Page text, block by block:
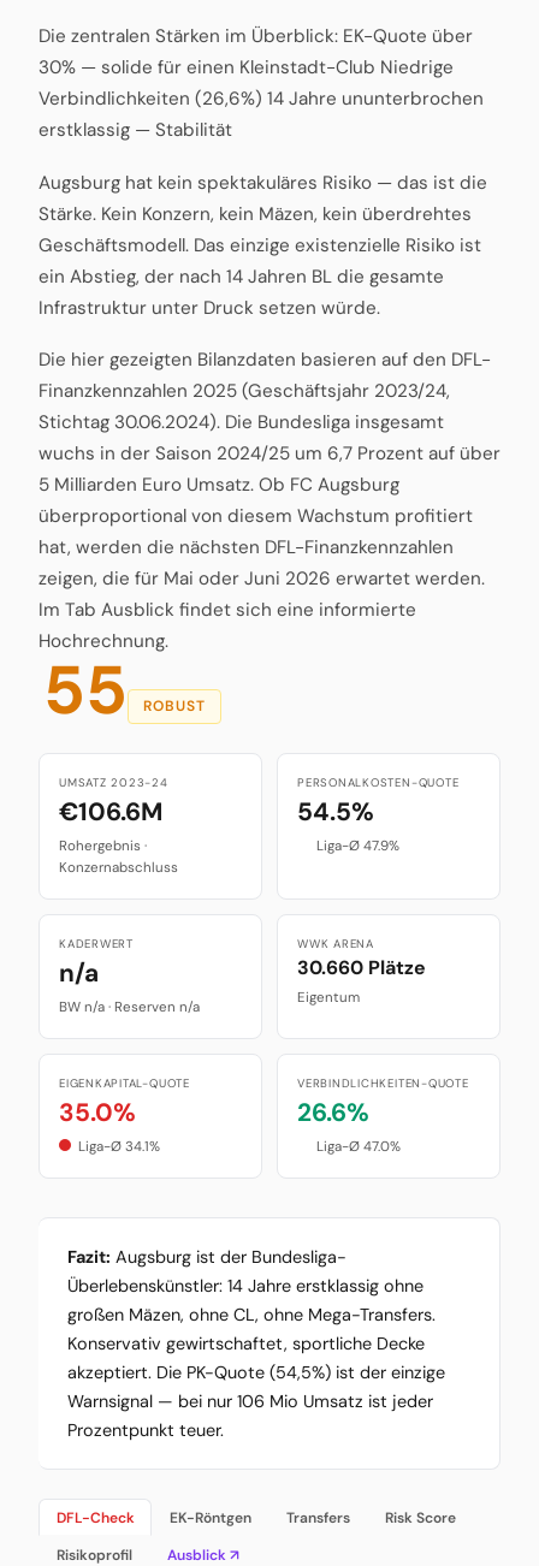
Die zentralen Stärken im Überblick: EK-Quote über
30% — solide für einen Kleinstadt-Club Niedrige
Verbindlichkeiten (26,6%) 14 Jahre ununterbrochen
erstklassig — Stabilität
Augsburg hat kein spektakuläres Risiko — das ist die
Stärke. Kein Konzern, kein Mäzen, kein überdrehtes
Geschäftsmodell. Das einzige existenzielle Risiko ist
ein Abstieg, der nach 14 Jahren BL die gesamte
Infrastruktur unter Druck setzen würde.
Die hier gezeigten Bilanzdaten basieren auf den DFL-
Finanzkennzahlen 2025 (Geschäftsjahr 2023/24,
Stichtag 30.06.2024). Die Bundesliga insgesamt
wuchs in der Saison 2024/25 um 6,7 Prozent auf über
5 Milliarden Euro Umsatz. Ob FC Augsburg
überproportional von diesem Wachstum profitiert
hat, werden die nächsten DFL-Finanzkennzahlen
zeigen, die für Mai oder Juni 2026 erwartet werden.
Im Tab Ausblick findet sich eine informierte
Hochrechnung.
55 ROBUST
UMSATZ 2023-24
€106.6M
Rohergebnis ·
Konzernabschluss
PERSONALKOSTEN-QUOTE
54.5%
Liga-Ø 47.9%
KADERWERT
n/a
BW n/a · Reserven n/a
WWK ARENA
30.660 Plätze
Eigentum
EIGENKAPITAL-QUOTE
35.0%
Liga-Ø 34.1%
VERBINDLICHKEITEN-QUOTE
26.6%
Liga-Ø 47.0%
Fazit: Augsburg ist der Bundesliga-
Überlebenskünstler: 14 Jahre erstklassig ohne
großen Mäzen, ohne CL, ohne Mega-Transfers.
Konservativ gewirtschaftet, sportliche Decke
akzeptiert. Die PK-Quote (54,5%) ist der einzige
Warnsignal — bei nur 106 Mio Umsatz ist jeder
Prozentpunkt teuer.
DFL-Check EK-Röntgen Transfers
Risk Score
Risikoprofil
Ausblick ↗